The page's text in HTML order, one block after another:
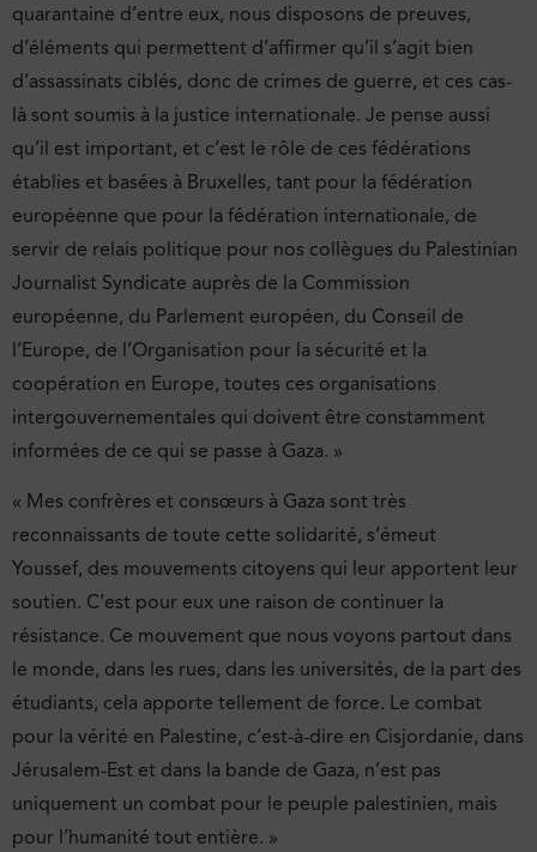
quarantaine d’entre eux, nous disposons de preuves,
d’éléments qui permettent d’affirmer qu’il s’agit bien
d’assassinats ciblés, donc de crimes de guerre, et ces cas-
là sont soumis à la justice internationale. Je pense aussi
qu’il est important, et c’est le rôle de ces fédérations
établies et basées à Bruxelles, tant pour la fédération
européenne que pour la fédération internationale, de
servir de relais politique pour nos collègues du Palestinian
Journalist Syndicate auprès de la Commission
européenne, du Parlement européen, du Conseil de
l’Europe, de l’Organisation pour la sécurité et la
coopération en Europe, toutes ces organisations
intergouvernementales qui doivent être constamment
informées de ce qui se passe à Gaza. »
« Mes confrères et consœurs à Gaza sont très
reconnaissants de toute cette solidarité, s’émeut
Youssef, des mouvements citoyens qui leur apportent leur
soutien. C’est pour eux une raison de continuer la
résistance. Ce mouvement que nous voyons partout dans
le monde, dans les rues, dans les universités, de la part des
étudiants, cela apporte tellement de force. Le combat
pour la vérité en Palestine, c’est-à-dire en Cisjordanie, dans
Jérusalem-Est et dans la bande de Gaza, n’est pas
uniquement un combat pour le peuple palestinien, mais
pour l’humanité tout entière. »